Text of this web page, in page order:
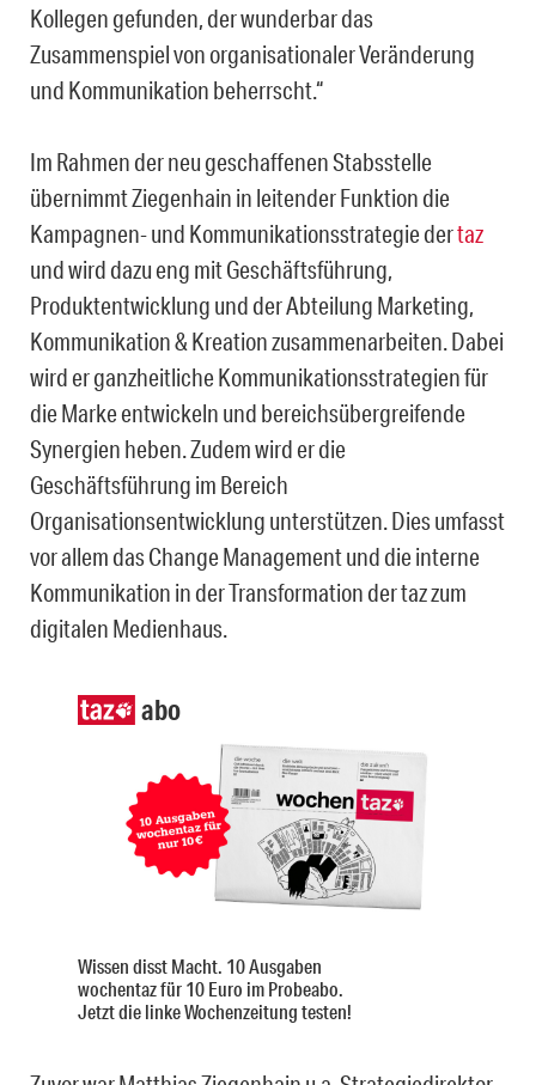
Kollegen gefunden, der wunderbar das
Zusammenspiel von organisationaler Veränderung
und Kommunikation beherrscht.“
Im Rahmen der neu geschaffenen Stabsstelle
übernimmt Ziegenhain in leitender Funktion die
Kampagnen- und Kommunikationsstrategie dertaz
und wird dazu eng mit Geschäftsführung,
Produktentwicklung und der Abteilung Marketing,
Kommunikation & Kreation zusammenarbeiten. Dabei
wird er ganzheitliche Kommunikationsstrategien für
die Marke entwickeln und bereichsübergreifende
Synergien heben. Zudem wird er die
Geschäftsführung im Bereich
Organisationsentwicklung unterstützen. Dies umfasst
vor allem das Change Management und die interne
Kommunikation in der Transformation der taz zum
digitalen Medienhaus.
abo
Wissen disst Macht. 10 Ausgaben
wochentaz für 10 Euro im Probeabo.
Jetzt die linke Wochenzeitung testen!